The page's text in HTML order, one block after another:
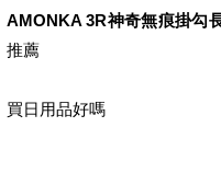
AMONKA 3R神奇無痕掛勾
推薦
買日用品好嗎